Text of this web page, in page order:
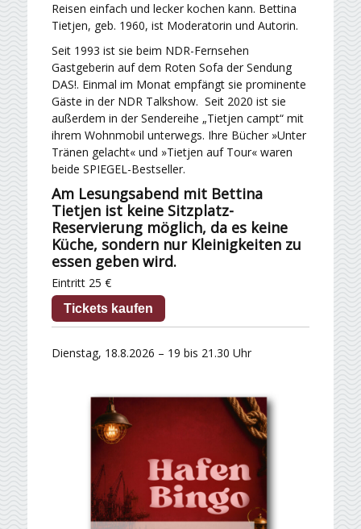
Reisen einfach und lecker kochen kann. Bettina
Tietjen, geb. 1960, ist Moderatorin und Autorin.
Seit 1993 ist sie beim NDR-Fernsehen
Gastgeberin auf dem Roten Sofa der Sendung
DAS!. Einmal im Monat empfängt sie prominente
Gäste in der NDR Talkshow. Seit 2020 ist sie
außerdem in der Sendereihe „Tietjen campt“ mit
ihrem Wohnmobil unterwegs. Ihre Bücher »Unter
Tränen gelacht« und »Tietjen auf Tour« waren
beide SPIEGEL-Bestseller.
Am Lesungsabend mit Bettina
Tietjen ist keine Sitzplatz-
Reservierung möglich, da es keine
Küche, sondern nur Kleinigkeiten zu
essen geben wird.
Eintritt 25 €
Tickets kaufen
Dienstag, 18.8.2026 – 19 bis 21.30 Uhr